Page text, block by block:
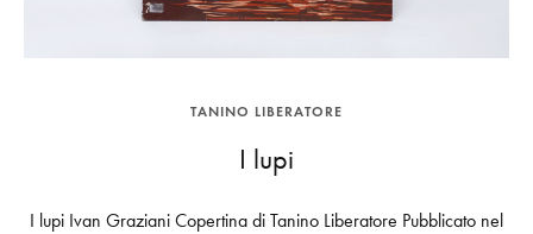
TANINO LIBERATORE
I lupi
I lupi Ivan Graziani Copertina di Tanino Liberatore Pubblicato nel